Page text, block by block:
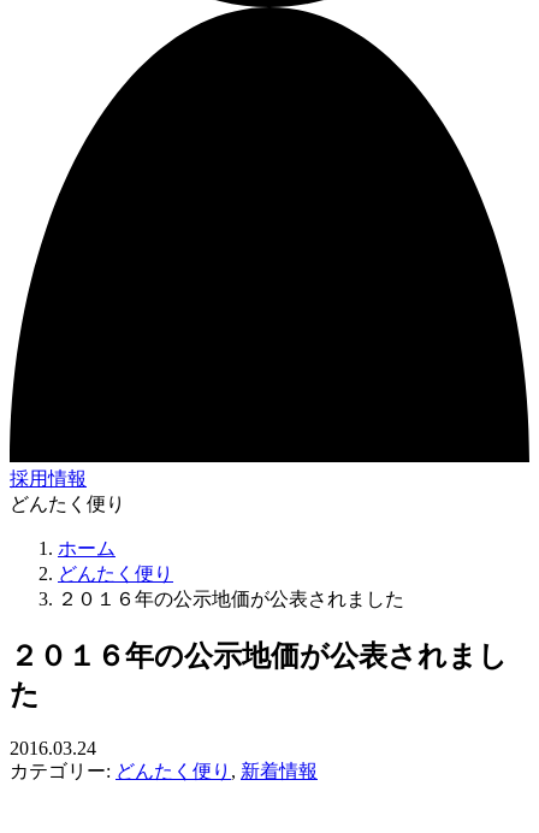
採用情報
どんたく便り
ホーム
どんたく便り
２０１６年の公示地価が公表されました
２０１６年の公示地価が公表されまし
た
2016.03.24
カテゴリー: どんたく便り , 新着情報